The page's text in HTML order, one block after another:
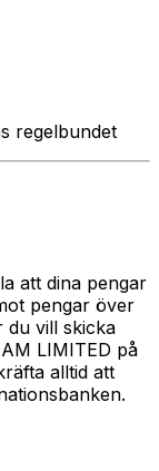
regelbundet
att dina pengar
pengar över
du vill skicka
LIMITED på
alltid att